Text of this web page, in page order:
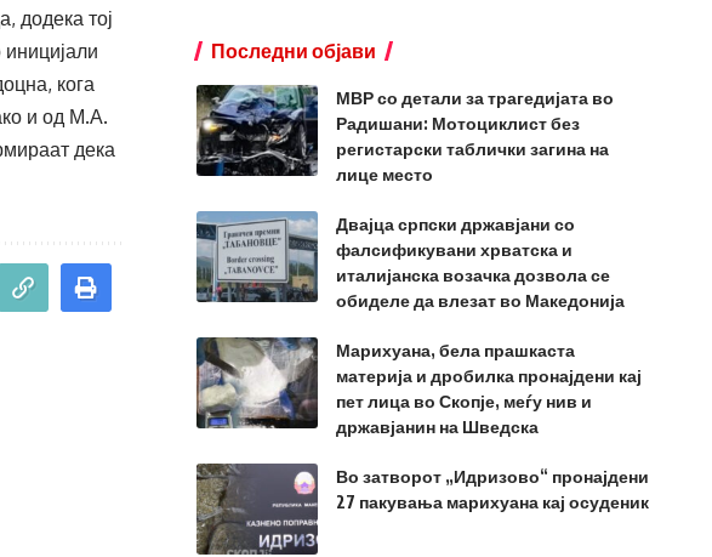
додека тој
кога
и од М.А.
дека
Последни објави
МВР со детали за трагедијата во
Радишани: Мотоциклист без
регистарски таблички загина на
лице место
Двајца српски државјани со
фалсификувани хрватска и
италијанска возачка дозвола се
обиделе да влезат во Македонија
Марихуана, бела прашкаста
материја и дробилка пронајдени кај
пет лица во Скопје, меѓу нив и
државјанин на Шведска
Во затворот „Идризово“ пронајдени
27 пакувања марихуана кај осуденик